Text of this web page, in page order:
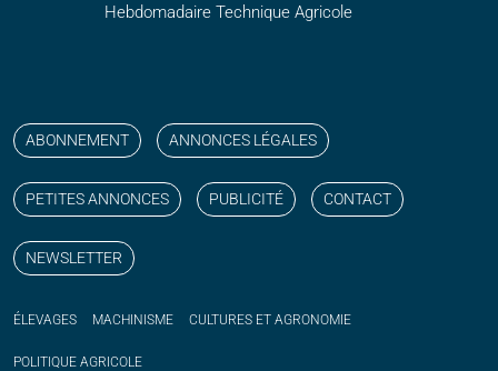
Hebdomadaire Technique Agricole
ABONNEMENT ANNONCES LÉGALES
PETITES ANNONCES PUBLICITÉ CONTACT
NEWSLETTER
ÉLEVAGES MACHINISME CULTURES ET AGRONOMIE
POLITIQUE AGRICOLE